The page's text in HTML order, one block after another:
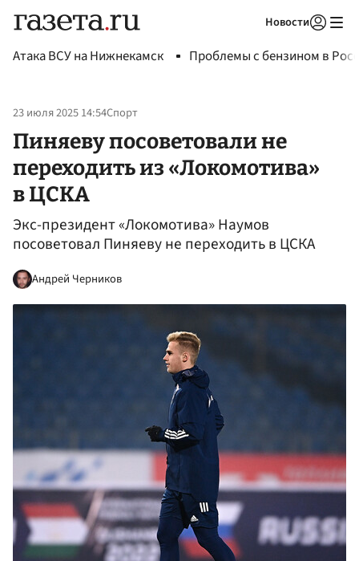
Новости
Атака ВСУ на Нижнекамск Проблемы с бензином в
23 июля 2025 14:54Спорт
Пиняеву посоветовали не
переходить из «Локомотива»
в ЦСКА
Экс-президент «Локомотива» Наумов
посоветовал Пиняеву не переходить в ЦСКА
Андрей Черников